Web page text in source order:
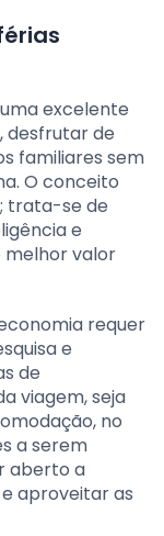
excelente
desfrutar de
familiares sem
O conceito
trata-se de
e
melhor valor
requer
e
de
viagem, seja
no
a serem
aberto a
aproveitar as